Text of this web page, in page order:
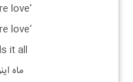
‘cause, this is pure love
‘cause, this is pure love
it all
ماه